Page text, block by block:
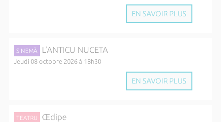
EN SAVOIR PLUS
SINEMÀ L’ANTICU NUCETA
Jeudi 08 octobre 2026 à 18h30
EN SAVOIR PLUS
TEATRU Œdipe